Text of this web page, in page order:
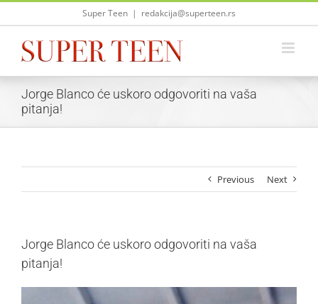
Skip
Super Teen | redakcija@superteen.rs
Jorge Blanco će uskoro odgovoriti na vaša
pitanja!
Previous Next
Jorge Blanco će uskoro odgovoriti na vaša
pitanja!